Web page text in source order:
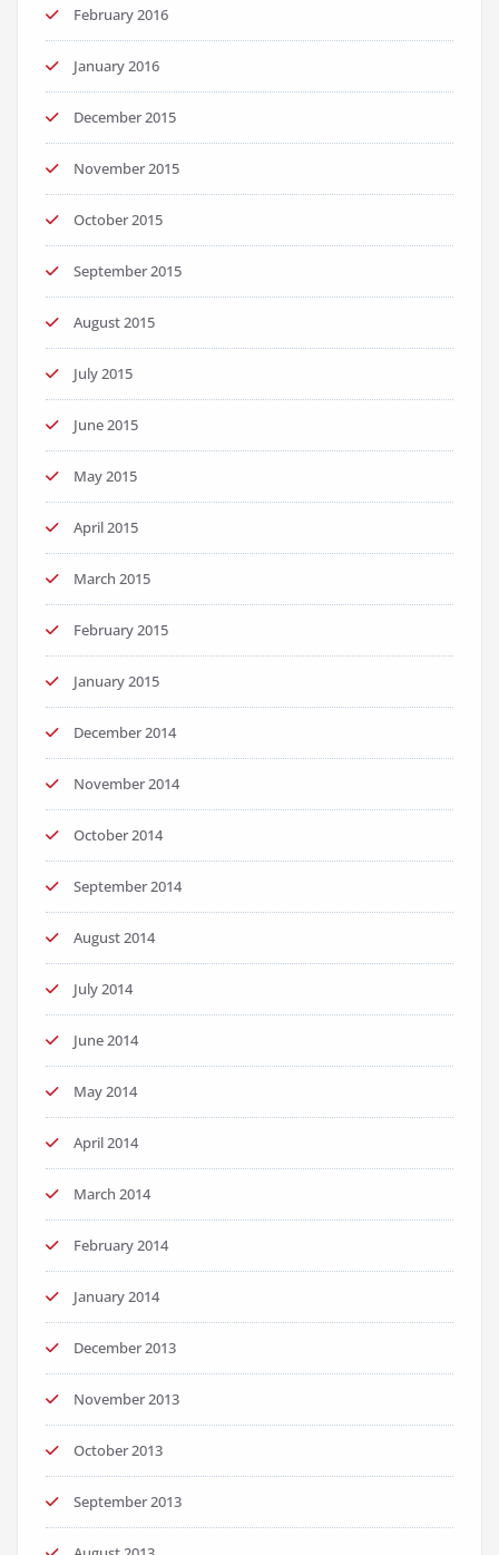
February 2016
January 2016
December 2015
November 2015
October 2015
September 2015
August 2015
July 2015
June 2015
May 2015
April 2015
March 2015
February 2015
January 2015
December 2014
November 2014
October 2014
September 2014
August 2014
July 2014
June 2014
May 2014
April 2014
March 2014
February 2014
January 2014
December 2013
November 2013
October 2013
September 2013